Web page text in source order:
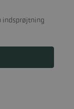
indsprøjtning